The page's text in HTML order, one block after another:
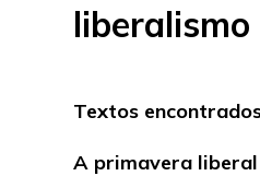
liberalismo
Textos
A primavera liberal